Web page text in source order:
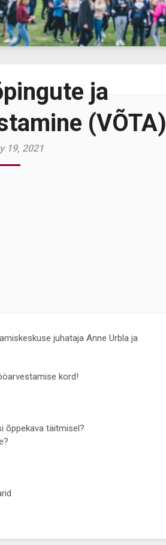
ja
(VÕTA)
19, 2021
juhataja Anne Urbla ja
kord!
õppekava täitmisel?